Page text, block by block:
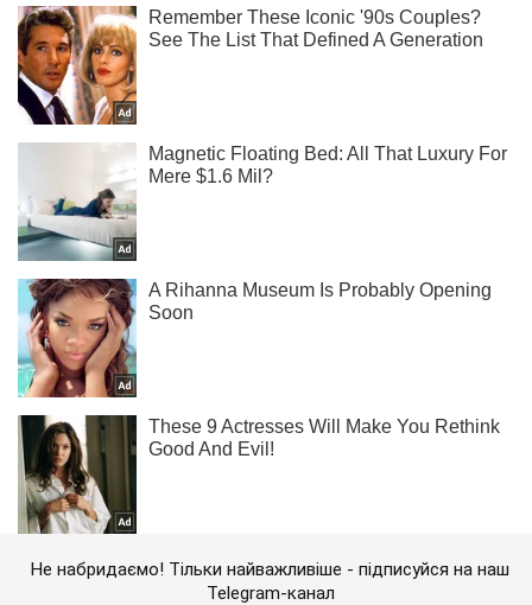
Не набридаємо! Тільки найважливіше - підписуйся на наш
Telegram-канал